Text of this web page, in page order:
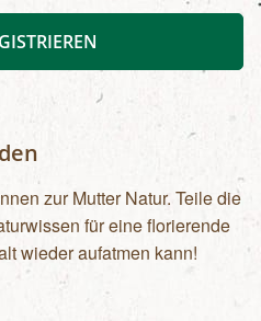
zur Mutter Natur. Teile die
für eine florierende
wieder aufatmen kann!